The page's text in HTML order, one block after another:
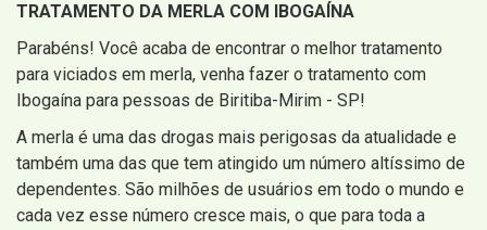
TRATAMENTO DA MERLA COM IBOGAÍNA
Parabéns! Você acaba de encontrar o melhor tratamento
para viciados em merla, venha fazer o tratamento com
Ibogaína para pessoas de Biritiba-Mirim - SP!
A merla é uma das drogas mais perigosas da atualidade e
também uma das que tem atingido um número altíssimo de
dependentes. São milhões de usuários em todo o mundo e
cada vez esse número cresce mais, o que para toda a